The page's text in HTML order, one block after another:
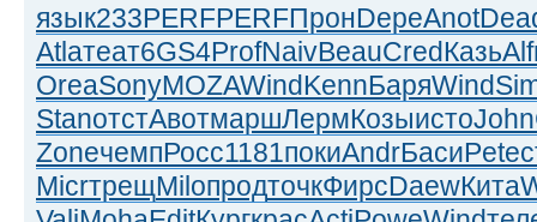
язык233PERFPERFПронDepeAnot
Atlaтеат6GS4ProfNaivBeauCredКазь
OreaSonyMOZAWindKennБаряWind
StanотстАвотмаршЛермКозыистоJohn
ZoneчемпРосс1181покиAndrБасиPete
MicrтрещMiloпродточкФирсDaewКита